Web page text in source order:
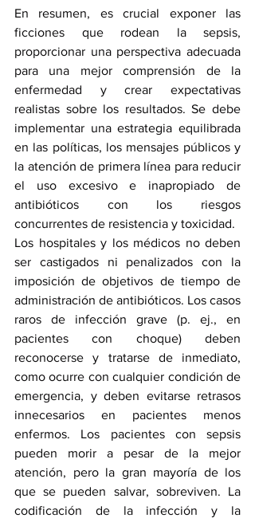
En resumen, es crucial exponer las
ficciones que rodean la sepsis,
proporcionar una perspectiva adecuada
para una mejor comprensión de la
enfermedad y crear expectativas
realistas sobre los resultados. Se debe
implementar una estrategia equilibrada
en las políticas, los mensajes públicos y
la atención de primera línea para reducir
el uso excesivo e inapropiado de
antibióticos con los riesgos
concurrentes de resistencia y toxicidad.
Los hospitales y los médicos no deben
ser castigados ni penalizados con la
imposición de objetivos de tiempo de
administración de antibióticos. Los casos
raros de infección grave (p. ej., en
pacientes con choque) deben
reconocerse y tratarse de inmediato,
como ocurre con cualquier condición de
emergencia, y deben evitarse retrasos
innecesarios en pacientes menos
enfermos. Los pacientes con sepsis
pueden morir a pesar de la mejor
atención, pero la gran mayoría de los
que se pueden salvar, sobreviven. La
codificación de la infección y la